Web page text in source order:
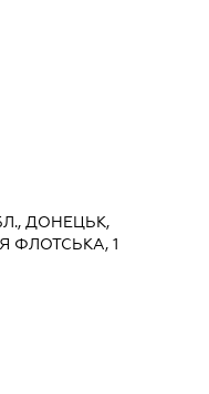
ДОНЕЦЬК,
ФЛОТСЬКА, 1